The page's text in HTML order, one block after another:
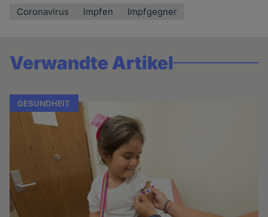
Coronavirus Impfen Impfgegner
Verwandte Artikel
GESUNDHEIT